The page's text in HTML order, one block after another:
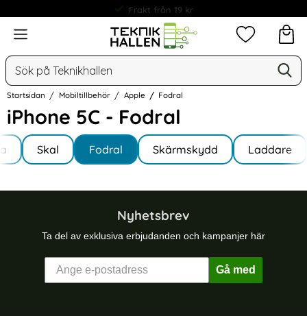
Frakt från 19 kr
Meny
Sök
Mina
Startsidan Mobiltillbehör Apple Fodral
iPhone 5C - Fodral
Hoppa
till
produkter
Underkategorier
Skal Fodral Skärmskydd Laddare
Nyhetsbrev
Ta del av exklusiva erbjudanden och kampanjer här
Gå med